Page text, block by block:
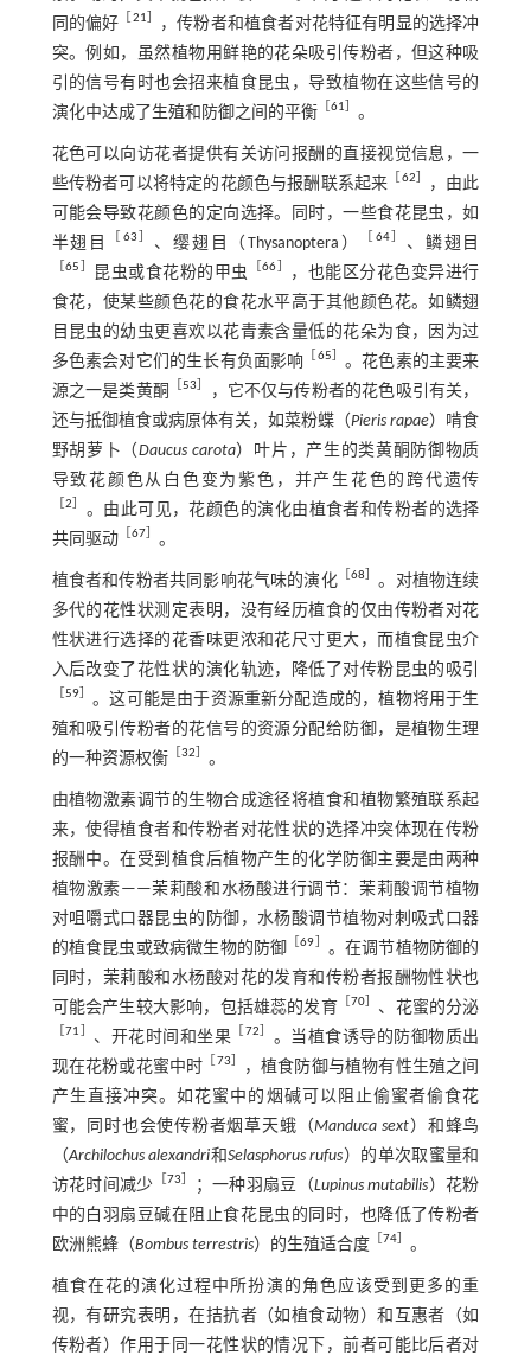
同的偏好 ［21］
，传粉者和植食者对花特征有明显的选择冲
突。例如，虽然植物用鲜艳的花朵吸引传粉者，但这种吸
引的信号有时也会招来植食昆虫，导致植物在这些信号的
演化中达成了生殖和防御之间的平衡［61］ 。
花色可以向访花者提供有关访问报酬的直接视觉信息，一
些传粉者可以将特定的花颜色与报酬联系起来 ［62］
，由此
可能会导致花颜色的定向选择。同时，一些食花昆虫，如
半翅目
［ 63］ 、缨翅目（Thysanoptera） ［ 64］ 、鳞翅目
［65］ 昆虫或食花粉的甲虫 ［66］
，也能区分花色变异进行
食花，使某些颜色花的食花水平高于其他颜色花。如鳞翅
目昆虫的幼虫更喜欢以花青素含量低的花朵为食，因为过
多色素会对它们的生长有负面影响
［65］ 。花色素的主要来
源之一是类黄酮
［53］
，它不仅与传粉者的花色吸引有关，
还与抵御植食或病原体有关，如菜粉蝶（Pieris rapae）啃食
野胡萝卜（Daucus carota）叶片，产生的类黄酮防御物质
导致花颜色从白色变为紫色，并产生花色的跨代遗传
［2］ 。由此可见，花颜色的演化由植食者和传粉者的选择
共同驱动［67］ 。
植食者和传粉者共同影响花气味的演化 ［68］ 。对植物连续
多代的花性状测定表明，没有经历植食的仅由传粉者对花
性状进行选择的花香味更浓和花尺寸更大，而植食昆虫介
入后改变了花性状的演化轨迹，降低了对传粉昆虫的吸引
［59］ 。这可能是由于资源重新分配造成的，植物将用于生
殖和吸引传粉者的花信号的资源分配给防御，是植物生理
的一种资源权衡［32］ 。
由植物激素调节的生物合成途径将植食和植物繁殖联系起
来，使得植食者和传粉者对花性状的选择冲突体现在传粉
报酬中。在受到植食后植物产生的化学防御主要是由两种
植物激素——茉莉酸和水杨酸进行调节：茉莉酸调节植物
对咀嚼式口器昆虫的防御，水杨酸调节植物对刺吸式口器
的植食昆虫或致病微生物的防御 ［69］ 。在调节植物防御的
同时，茉莉酸和水杨酸对花的发育和传粉者报酬物性状也
可能会产生较大影响，包括雄蕊的发育［70］ 、花蜜的分泌
［71］ 、开花时间和坐果 ［ 72］ 。当植食诱导的防御物质出
现在花粉或花蜜中时 ［ 73］
，植食防御与植物有性生殖之间
产生直接冲突。如花蜜中的烟碱可以阻止偷蜜者偷食花
蜜，同时也会使传粉者烟草天蛾（Manduca sext）和蜂鸟
（Archilochus alexandri和Selasphorus rufus）的单次取蜜量和
访花时间减少 ［73］ ；一种羽扇豆（Lupinus mutabilis）花粉
中的白羽扇豆碱在阻止食花昆虫的同时，也降低了传粉者
欧洲熊蜂（Bombus terrestris）的生殖适合度［74］ 。
植食在花的演化过程中所扮演的角色应该受到更多的重
视，有研究表明，在拮抗者（如植食动物）和互惠者（如
传粉者）作用于同一花性状的情况下，前者可能比后者对